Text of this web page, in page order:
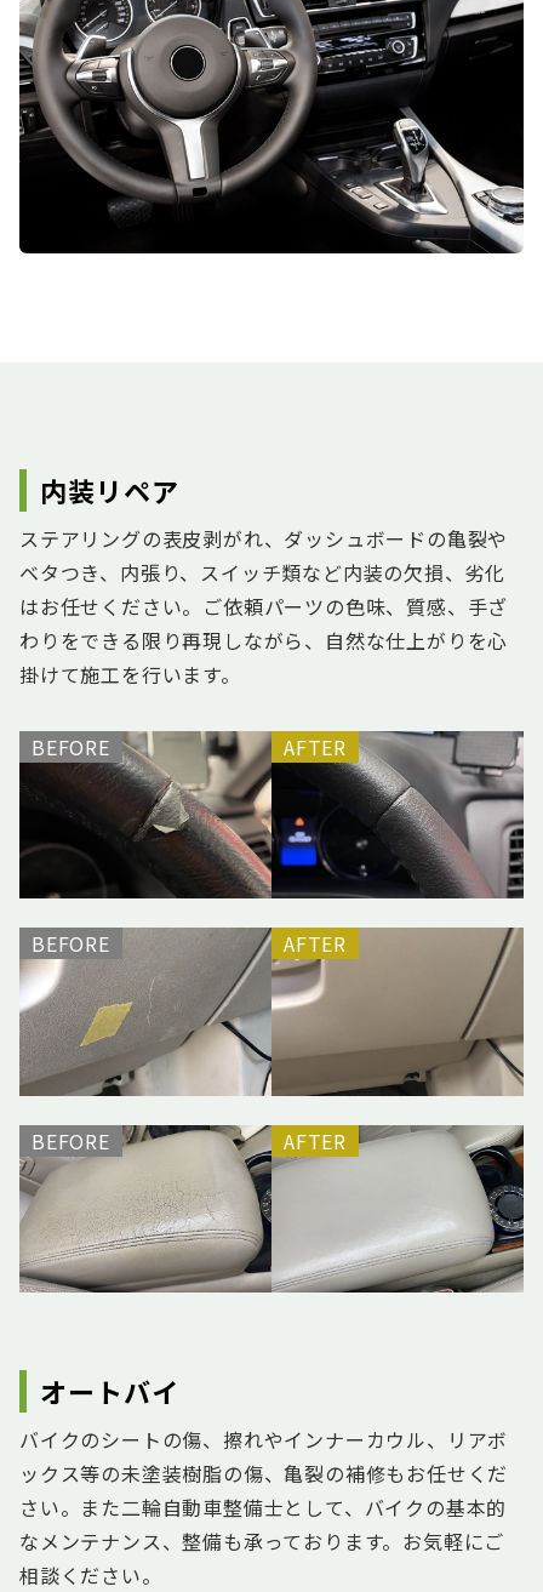
内装リペア
ステアリングの表皮剥がれ、ダッシュボードの亀裂や
ベタつき、内張り、スイッチ類など内装の欠損、劣化
はお任せください。ご依頼パーツの色味、質感、手ざ
わりをできる限り再現しながら、自然な仕上がりを心
掛けて施工を行います。
BEFORE AFTER
BEFORE AFTER
BEFORE AFTER
オートバイ
バイクのシートの傷、擦れやインナーカウル、リアボ
ックス等の未塗装樹脂の傷、亀裂の補修もお任せくだ
さい。また二輪自動車整備士として、バイクの基本的
なメンテナンス、整備も承っております。お気軽にご
相談ください。